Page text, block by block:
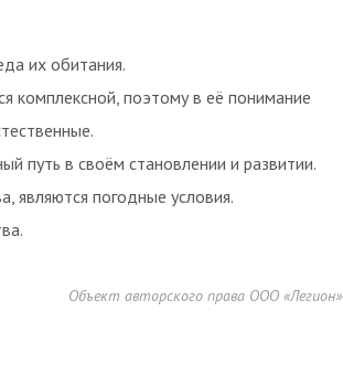
их обитания.
комплексной, поэтому в её понимание
путь в своём становлении и развитии.
являются погодные условия.
Объект авторского права ООО «Легион»